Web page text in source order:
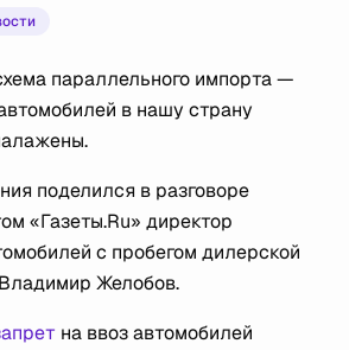
параллельного импорта —
в нашу страну
поделился в разговоре
«Газеты.Ru» директор
с пробегом дилерской
Желобов.
на ввоз автомобилей